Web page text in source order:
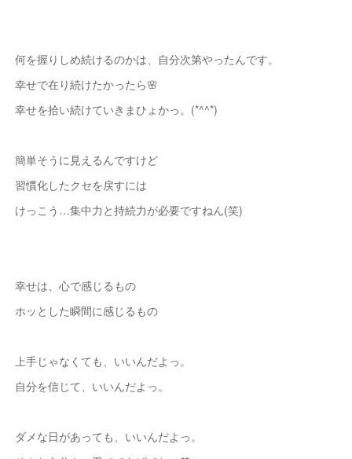
何を握りしめ続けるのかは、自分次第やったんです。
幸せで在り続けたかったら🌸
幸せを拾い続けていきまひょかっ。(*^^*)
簡単そうに見えるんですけど
習慣化したクセを戻すには
けっこう…集中力と持続力が必要ですねん(笑)
幸せは、心で感じるもの
ホッとした瞬間に感じるもの
上手じゃなくても、いいんだよっ。
自分を信じて、いいんだよっ。
ダメな日があっても、いいんだよっ。